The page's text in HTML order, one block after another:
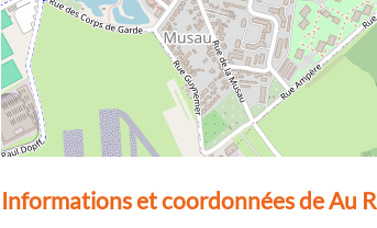
Informations et coordonnées de Au